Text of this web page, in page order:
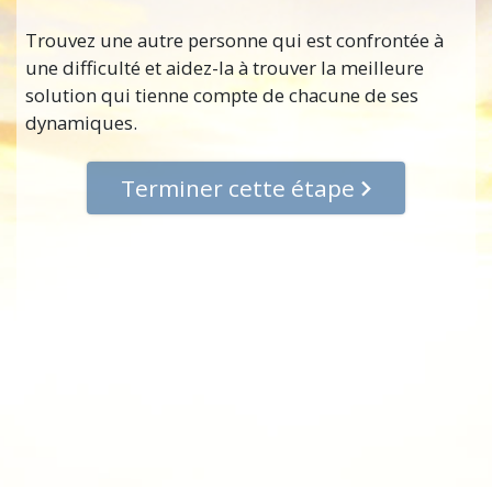
Trouvez une autre personne qui est confrontée à
une difficulté et aidez-la à trouver la meilleure
solution qui tienne compte de chacune de ses
dynamiques.
Terminer cette étape